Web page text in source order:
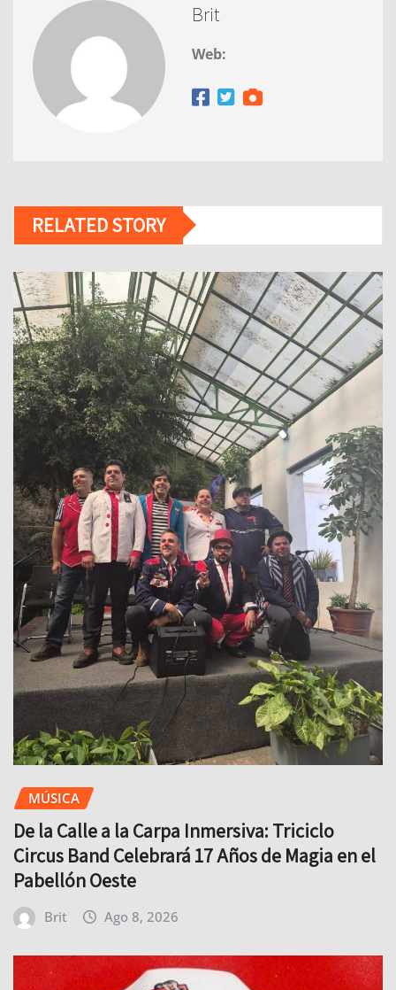
Brit
Web:
RELATED STORY
MÚSICA
De la Calle a la Carpa Inmersiva: Triciclo
Circus Band Celebrará 17 Años de Magia en el
Pabellón Oeste
Brit Ago 8, 2026